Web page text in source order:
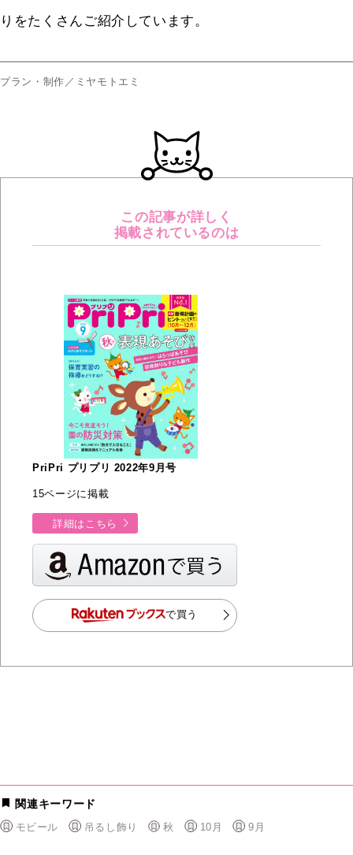
りをたくさんご紹介しています。
プラン・制作／ミヤモトエミ
この記事が詳しく
掲載されているのは
PriPri プリプリ 2022年9月号
15ページに掲載
詳細はこちら
で買う
関連キーワード
モビール 吊るし飾り 秋 10月 9月